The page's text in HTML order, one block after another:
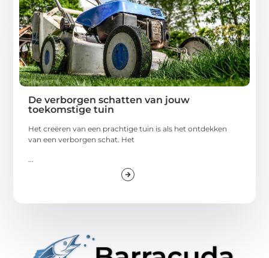
De verborgen schatten van jouw
toekomstige tuin
Het creëren van een prachtige tuin is als het ontdekken
van een verborgen schat. Het